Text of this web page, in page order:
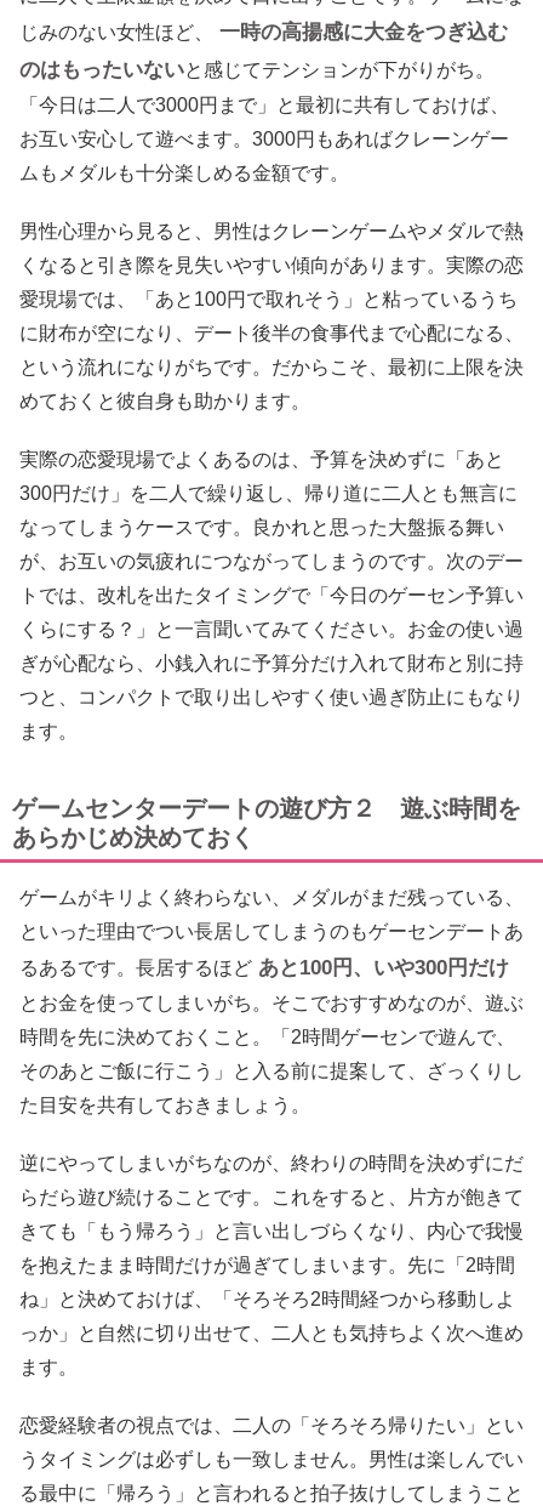
じみのない女性ほど、
一時の高揚感に大金をつぎ込む
のはもったいないと感じてテンションが下がりがち。
「今日は二人で3000円まで」と最初に共有しておけば、
お互い安心して遊べます。3000円もあればクレーンゲー
ムもメダルも十分楽しめる金額です。
男性心理から見ると、男性はクレーンゲームやメダルで熱
くなると引き際を見失いやすい傾向があります。実際の恋
愛現場では、「あと100円で取れそう」と粘っているうち
に財布が空になり、デート後半の食事代まで心配になる、
という流れになりがちです。だからこそ、最初に上限を決
めておくと彼自身も助かります。
実際の恋愛現場でよくあるのは、予算を決めずに「あと
300円だけ」を二人で繰り返し、帰り道に二人とも無言に
なってしまうケースです。良かれと思った大盤振る舞い
が、お互いの気疲れにつながってしまうのです。次のデー
トでは、改札を出たタイミングで「今日のゲーセン予算い
くらにする？」と一言聞いてみてください。お金の使い過
ぎが心配なら、小銭入れに予算分だけ入れて財布と別に持
つと、コンパクトで取り出しやすく使い過ぎ防止にもなり
ます。
ゲームセンターデートの遊び方２ 遊ぶ時間を
あらかじめ決めておく
ゲームがキリよく終わらない、メダルがまだ残っている、
といった理由でつい長居してしまうのもゲーセンデートあ
るあるです。長居するほど あと100円、いや300円だけ
とお金を使ってしまいがち。そこでおすすめなのが、遊ぶ
時間を先に決めておくこと。「2時間ゲーセンで遊んで、
そのあとご飯に行こう」と入る前に提案して、ざっくりし
た目安を共有しておきましょう。
逆にやってしまいがちなのが、終わりの時間を決めずにだ
らだら遊び続けることです。これをすると、片方が飽きて
きても「もう帰ろう」と言い出しづらくなり、内心で我慢
を抱えたまま時間だけが過ぎてしまいます。先に「2時間
ね」と決めておけば、「そろそろ2時間経つから移動しよ
っか」と自然に切り出せて、二人とも気持ちよく次へ進め
ます。
恋愛経験者の視点では、二人の「そろそろ帰りたい」とい
うタイミングは必ずしも一致しません。男性は楽しんでい
る最中に「帰ろう」と言われると拍子抜けしてしまうこと